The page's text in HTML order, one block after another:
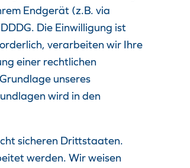
Endgerät (z.B. via
Die Einwilligung ist
verarbeiten wir Ihre
einer rechtlichen
unseres
wird in den
sicheren Drittstaaten.
werden. Wir weisen